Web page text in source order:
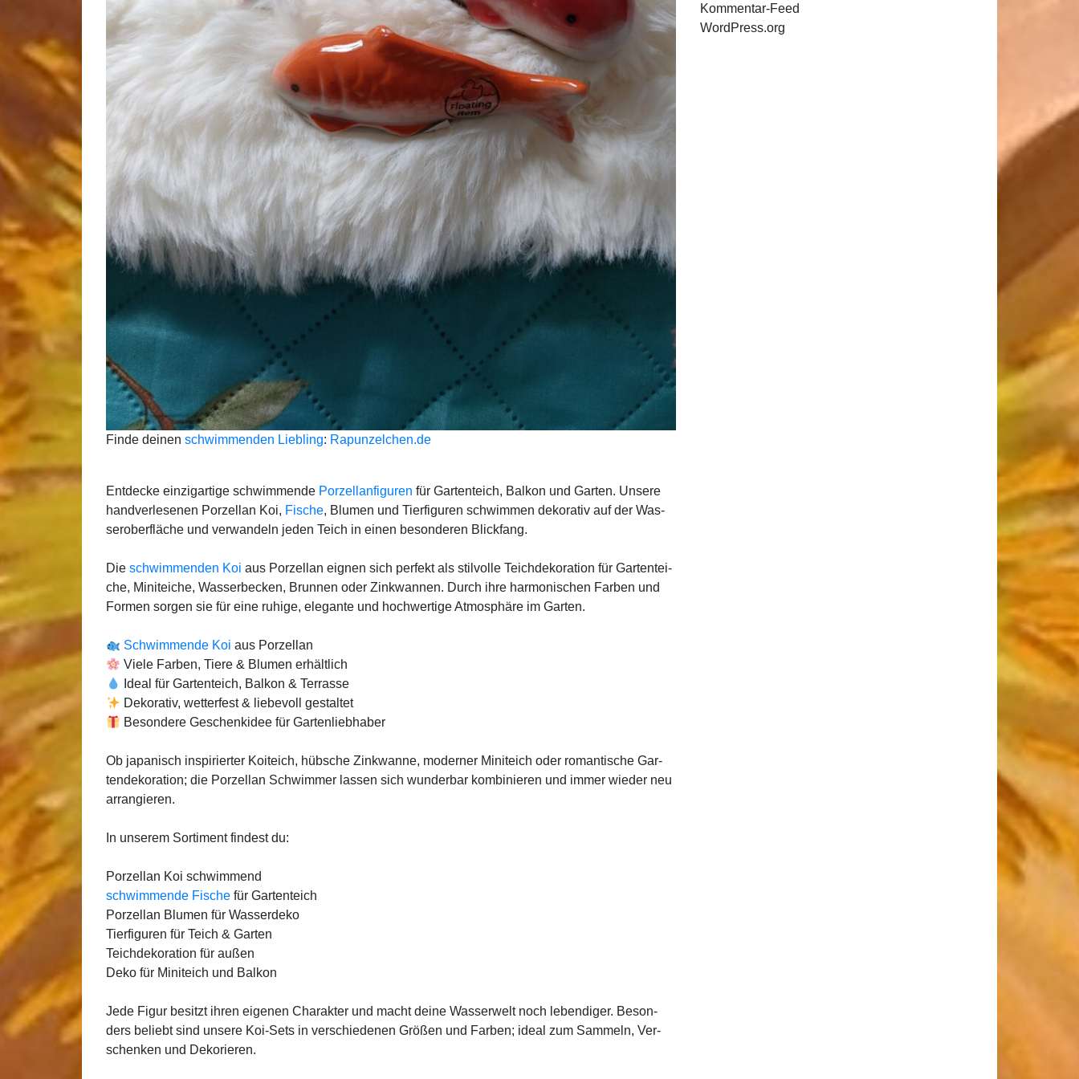
Fin­de dei­nen schwim­men­den Lieb­ling: Rapunzelchen.de
Ent­de­cke ein­zig­ar­ti­ge schwim­men­de Por­zel­lan­fi­gu­ren für Gar­ten­teich, Bal­kon und Gar­ten. Unse­re
hand­ver­le­se­nen Por­zel­lan Koi, Fische, Blu­men und Tier­fi­gu­ren schwim­men deko­ra­tiv auf der Was­
ser­ober­flä­che und ver­wan­deln jeden Teich in einen beson­de­ren Blick­fang.
Die schwim­men­den Koi aus Por­zel­lan eig­nen sich per­fekt als stil­vol­le Teich­de­ko­ra­ti­on für Gar­ten­tei­
che, Mini­tei­che, Was­ser­be­cken, Brun­nen oder Zink­wan­nen. Durch ihre har­mo­ni­schen Far­ben und
For­men sor­gen sie für eine ruhi­ge, ele­gan­te und hoch­wer­ti­ge Atmo­sphä­re im Gar­ten.
Schwim­men­de Koiaus Por­zel­lan
Vie­le Far­ben, Tie­re & Blu­men erhält­lich
Ide­al für Gar­ten­teich, Bal­kon & Ter­ras­se
Deko­ra­tiv, wet­ter­fest & lie­be­voll gestal­tet
Beson­de­re Geschenk­idee für Gar­ten­lieb­ha­ber
Ob japa­nisch inspi­rier­ter Koi­teich, hüb­sche Zink­wan­ne, moder­ner Mini­teich oder roman­ti­sche Gar­
ten­de­ko­ra­ti­on; die Por­zel­lan Schwim­mer las­sen sich wun­der­bar kom­bi­nie­ren und immer wie­der neu
arran­gie­ren.
In unse­rem Sor­ti­ment fin­dest du:
Por­zel­lan Koi schwim­mend
schwim­men­de Fische für Gar­ten­teich
Por­zel­lan Blu­men für Was­ser­de­ko
Tier­fi­gu­ren für Teich & Gar­ten
Teich­de­ko­ra­ti­on für außen
Deko für Mini­teich und Bal­kon
Jede Figur besitzt ihren eige­nen Cha­rak­ter und macht dei­ne Was­ser­welt noch leben­di­ger. Beson­
ders beliebt sind unse­re Koi-Sets in ver­schie­de­nen Grö­ßen und Far­ben; ide­al zum Sam­meln, Ver­
schen­ken und Deko­rie­ren.
Kommentar-Feed
WordPress.org